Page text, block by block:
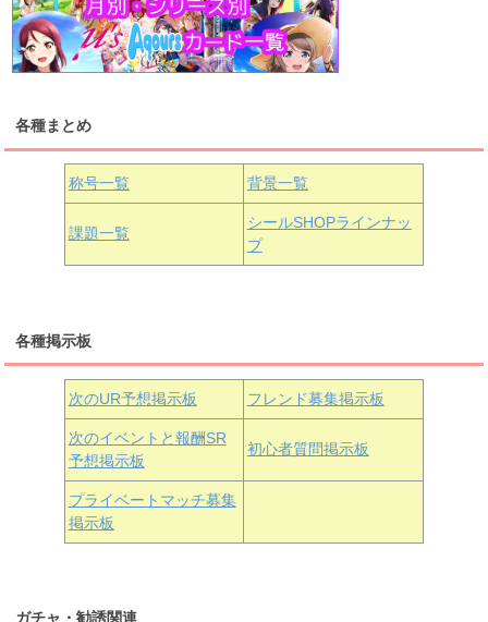
桜内梨子 高海千歌 渡辺曜
浦の星女学院1年生
津島善子 黒澤ルビィ
浦の星女学院3年生
黒澤ダイヤ
上原歩夢 宮下愛 優木せつ菜
虹ヶ咲学園1年生
中須かすみ 天王寺璃奈
朝香果林 近江彼方 エマ・ヴェルデ
各種まとめ
称号一覧 背景一覧
課題一覧
シールSHOPラインナッ
プ
各種掲示板
次のUR予想掲示板 フレンド募集掲示板
次のイベントと報酬SR
予想掲示板
初心者質問掲示板
プライベートマッチ募集
掲示板
ガチャ・勧誘関連